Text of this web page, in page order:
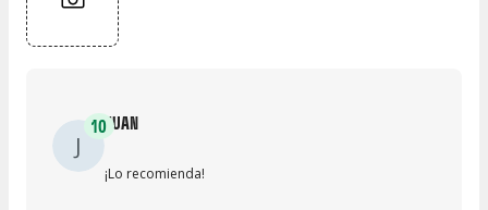
J
10JUAN
¡Lo recomienda!